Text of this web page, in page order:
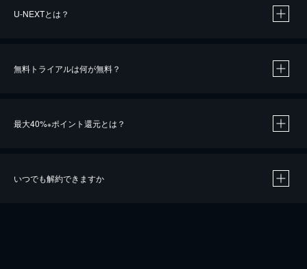
U-NEXTとは？
無料トライアルは何が無料？
最大40%※ポイント還元とは？
いつでも解約できますか